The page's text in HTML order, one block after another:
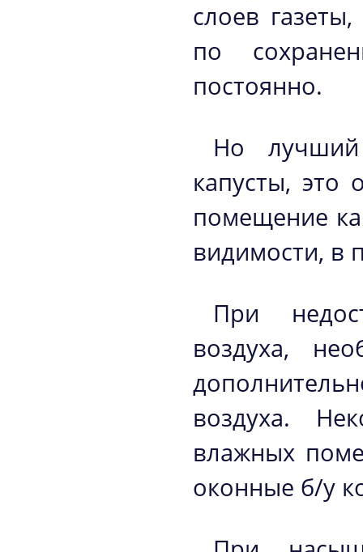
слоев
по
постоянно.
Но лучший
капусты, это
помещение
видимости, в
При
воздуха,
воздуха.
влажных
оконные б/у